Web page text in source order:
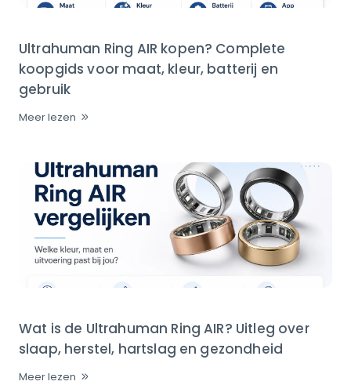
Ultrahuman Ring AIR kopen? Complete
koopgids voor maat, kleur, batterij en
gebruik
Meer lezen
Wat is de Ultrahuman Ring AIR? Uitleg over
slaap, herstel, hartslag en gezondheid
Meer lezen